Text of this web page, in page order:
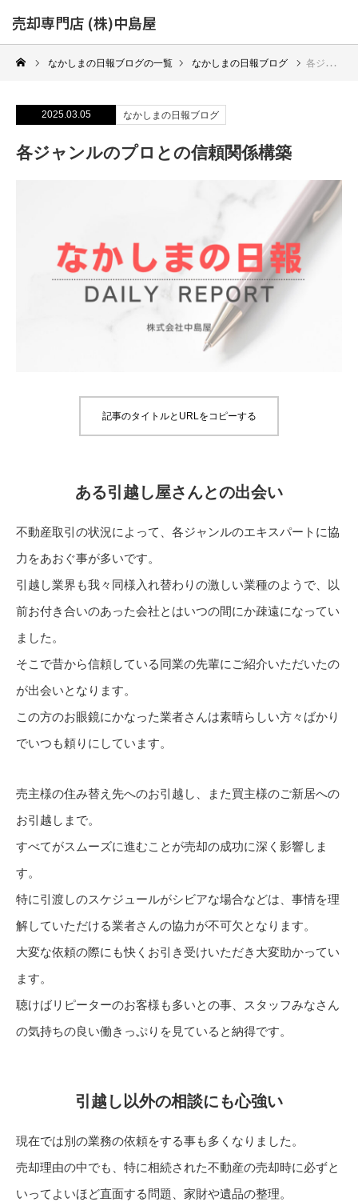
売却専門店 (株)中島屋
なかしまの日報ブログの一覧 なかしまの日報ブログ 各ジャンルのプロとの信頼関係構築
2025.03.05 なかしまの日報ブログ
各ジャンルのプロとの信頼関係構築
記事のタイトルとURLをコピーする
ある引越し屋さんとの出会い
不動産取引の状況によって、各ジャンルのエキスパートに協
力をあおぐ事が多いです。
引越し業界も我々同様入れ替わりの激しい業種のようで、以
前お付き合いのあった会社とはいつの間にか疎遠になってい
ました。
そこで昔から信頼している同業の先輩にご紹介いただいたの
が出会いとなります。
この方のお眼鏡にかなった業者さんは素晴らしい方々ばかり
でいつも頼りにしています。
売主様の住み替え先へのお引越し、また買主様のご新居への
お引越しまで。
すべてがスムーズに進むことが売却の成功に深く影響しま
す。
特に引渡しのスケジュールがシビアな場合などは、事情を理
解していただける業者さんの協力が不可欠となります。
大変な依頼の際にも快くお引き受けいただき大変助かってい
ます。
聴けばリピーターのお客様も多いとの事、スタッフみなさん
の気持ちの良い働きっぷりを見ていると納得です。
引越し以外の相談にも心強い
現在では別の業務の依頼をする事も多くなりました。
売却理由の中でも、特に相続された不動産の売却時に必ずと
いってよいほど直面する問題、家財や遺品の整理。